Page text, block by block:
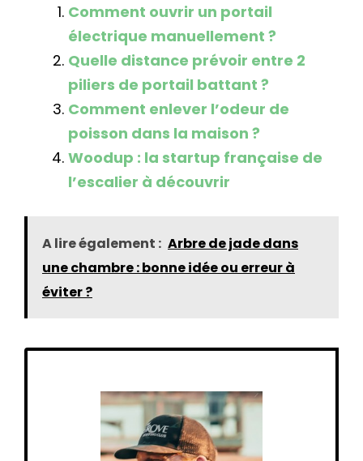
Comment ouvrir un portail
électrique manuellement ?
Quelle distance prévoir entre 2
piliers de portail battant ?
Comment enlever l’odeur de
poisson dans la maison ?
Woodup : la startup française de
l’escalier à découvrir
A lire également : Arbre de jade dans
une chambre : bonne idée ou erreur à
éviter ?